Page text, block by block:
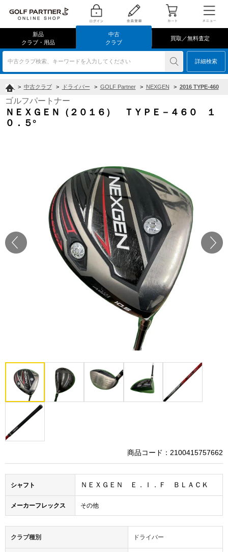
新品
クラブ・用品
中古
クラブ
買取／無料査定
中古クラブ検索、キーワードを入力してください 詳細検索
> 中古クラブ > ドライバー > GOLF Partner > NEXGEN > 2016 TYPE-460
ゴルフパートナー
ＮＥＸＧＥＮ（２０１６） ＴＹＰＥ－４６０ １
０．５°
商品コード：2100415757662
シャフト ＮＥＸＧＥＮ Ｅ．Ｉ．Ｆ ＢＬＡＣＫ
メーカーフレックス その他
クラブ種別 ドライバー